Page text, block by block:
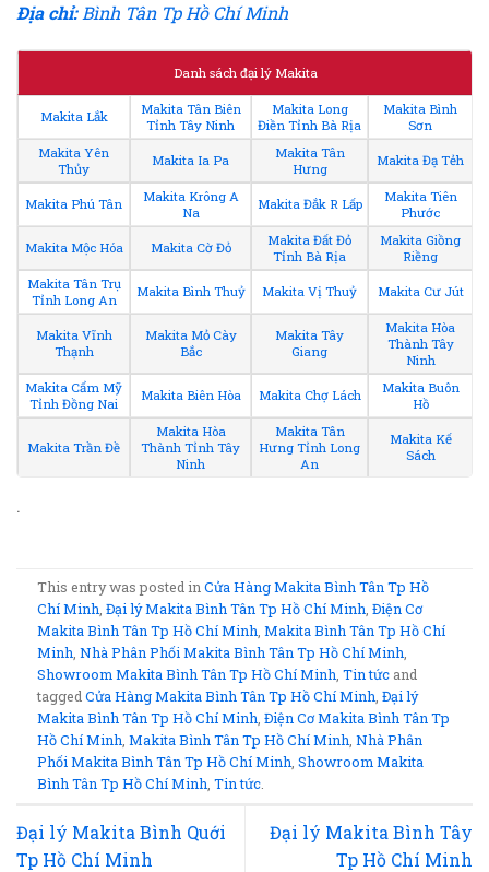
Địa chỉ: Bình Tân Tp Hồ Chí Minh
Danh sách đại lý Makita
Makita Lắk
Makita Tân Biên
Tỉnh Tây Ninh
Makita Long
Điền Tỉnh Bà Rịa
Makita Bình
Sơn
Makita Yên
Thủy
Makita Ia Pa
Makita Tân
Hưng
Makita Đạ Tẻh
Makita Phú Tân
Makita Krông A
Na
Makita Đắk R Lấp
Makita Tiên
Phước
Makita Mộc Hóa Makita Cờ Đỏ
Makita Đất Đỏ
Tỉnh Bà Rịa
Makita Giồng
Riềng
Makita Tân Trụ
Tỉnh Long An
Makita Bình Thuỷ Makita Vị Thuỷ Makita Cư Jút
Makita Vĩnh
Thạnh
Makita Mỏ Cày
Bắc
Makita Tây
Giang
Makita Hòa
Thành Tây
Ninh
Makita Cẩm Mỹ
Tỉnh Đồng Nai
Makita Biên Hòa Makita Chợ Lách
Makita Buôn
Hồ
Makita Trần Đề
Makita Hòa
Thành Tỉnh Tây
Ninh
Makita Tân
Hưng Tỉnh Long
An
Makita Kế
Sách
.
This entry was posted inCửa Hàng Makita Bình Tân Tp Hồ
Chí Minh ,Đại lý Makita Bình Tân Tp Hồ Chí Minh ,Điện Cơ
Makita Bình Tân Tp Hồ Chí Minh ,Makita Bình Tân Tp Hồ Chí
Minh ,Nhà Phân Phối Makita Bình Tân Tp Hồ Chí Minh
Showroom Makita Bình Tân Tp Hồ Chí Minh ,Tin tức and
taggedCửa Hàng Makita Bình Tân Tp Hồ Chí Minh ,Đại lý
Makita Bình Tân Tp Hồ Chí Minh ,Điện Cơ Makita Bình Tân Tp
Hồ Chí Minh ,Makita Bình Tân Tp Hồ Chí Minh ,Nhà Phân
Phối Makita Bình Tân Tp Hồ Chí Minh ,Showroom Makita
Bình Tân Tp Hồ Chí Minh ,Tin tức
Đại lý Makita Bình Quới
Tp Hồ Chí Minh
Đại lý Makita Bình Tây
Tp Hồ Chí Minh